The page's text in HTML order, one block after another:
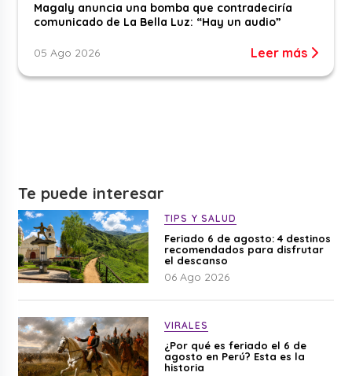
Magaly anuncia una bomba que contradeciría
comunicado de La Bella Luz: “Hay un audio”
05 Ago 2026 Leer más
Te puede interesar
TIPS Y SALUD
Feriado 6 de agosto: 4 destinos
recomendados para disfrutar
el descanso
06 Ago 2026
VIRALES
¿Por qué es feriado el 6 de
agosto en Perú? Esta es la
historia